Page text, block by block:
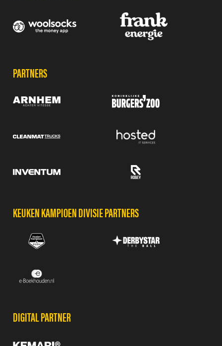
PARTNERS
KEUKEN KAMPIOEN DIVISIE PARTNERS
DIGITAL PARTNER